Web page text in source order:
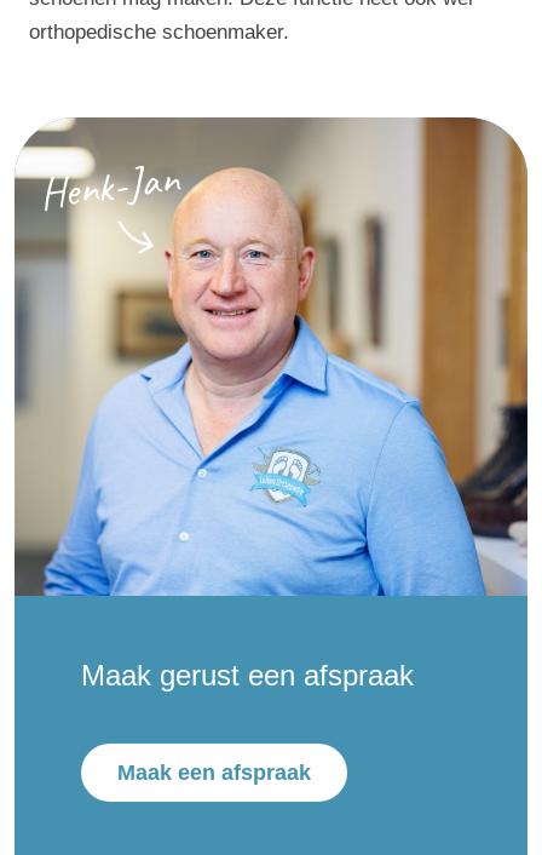
orthopedische schoenmaker.
Maak gerust een afspraak
Maak een afspraak
Henk-Jan